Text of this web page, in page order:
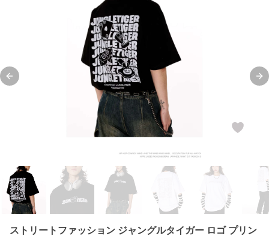
Previous slide
ストリートファッション ジャングルタイガー ロゴ プリン